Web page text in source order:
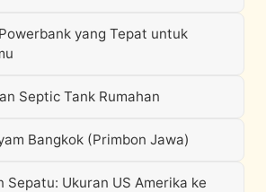
yang Tepat untuk
Septic Tank Rumahan
Bangkok (Primbon Jawa)
Sepatu: Ukuran US Amerika ke